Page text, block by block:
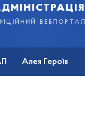
вебпортал
Алея Героїв